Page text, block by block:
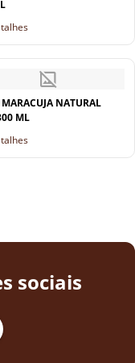
NATURAL
ML
sociais